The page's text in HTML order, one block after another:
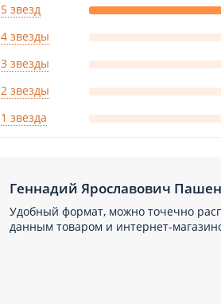
5 звезд
4 звезды
3 звезды
2 звезды
1 звезда
Геннадий Ярославович
Удобный формат, можно точечно
данным товаром и интернет-